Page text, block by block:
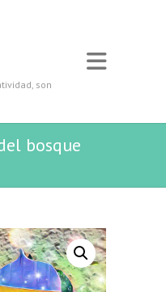
son
bosque